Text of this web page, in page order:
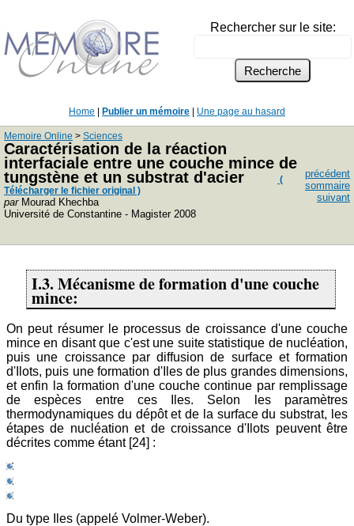
Rechercher sur le site:
Home Publier un mémoire Une page au hasard
Memoire Online > Sciences
Caractérisation de la réaction
interfaciale entre une couche mince de
tungstène et un substrat d'acier
(
Télécharger le fichier original )
parMourad Khechba
Université de Constantine - Magister 2008
précédent
sommaire
suivant
I.3. Mécanisme de formation d'une couche
mince:
On peut résumer le processus de croissance d'une couche
mince en disant que c'est une suite statistique de nucléation,
puis une croissance par diffusion de surface et formation
d'Ilots, puis une formation d'Iles de plus grandes dimensions,
et enfin la formation d'une couche continue par remplissage
de espèces entre ces Iles. Selon les paramètres
thermodynamiques du dépôt et de la surface du substrat, les
étapes de nucléation et de croissance d'Ilots peuvent être
décrites comme étant [24] :
Du type Iles (appelé Volmer-Weber).